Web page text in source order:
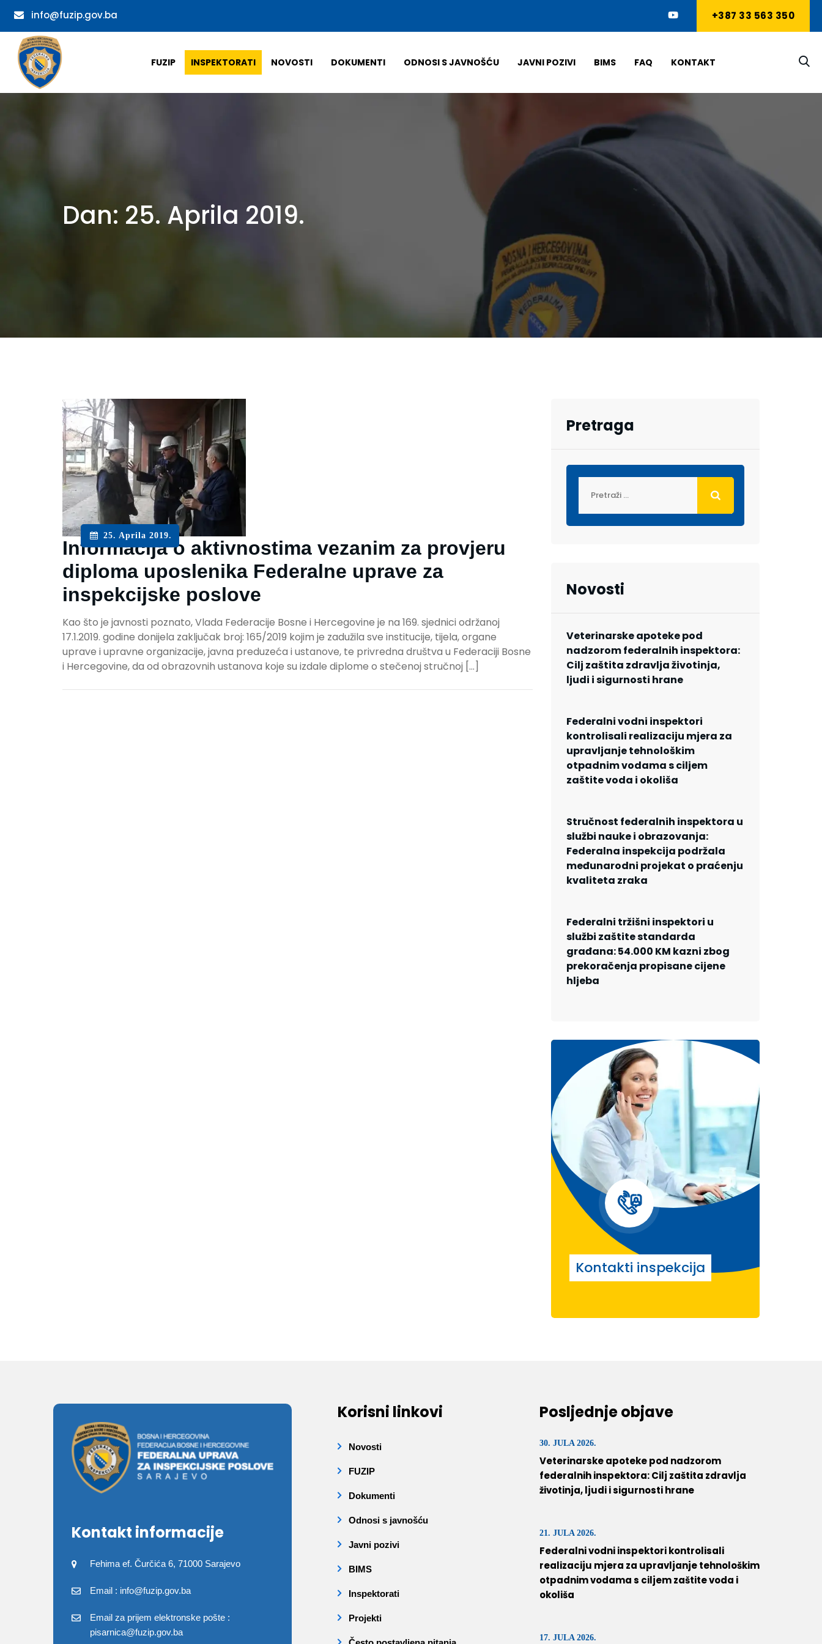
info@fuzip.gov.ba +387 33 563 350
FUZIP INSPEKTORATI NOVOSTI DOKUMENTI ODNOSI S JAVNOŠĆU JAVNI POZIVI BIMS FAQ KONTAKT
Dan: 25. Aprila 2019.
25. Aprila 2019.
Informacija o aktivnostima vezanim za provjeru
diploma uposlenika Federalne uprave za
inspekcijske poslove
Kao što je javnosti poznato, Vlada Federacije Bosne i Hercegovine je na 169. sjednici održanoj
17.1.2019. godine donijela zaključak broj: 165/2019 kojim je zadužila sve institucije, tijela, organe
uprave i upravne organizacije, javna preduzeća i ustanove, te privredna društva u Federaciji Bosne
i Hercegovine, da od obrazovnih ustanova koje su izdale diplome o stečenoj stručnoj […]
Pretraga
Novosti
Veterinarske apoteke pod
nadzorom federalnih inspektora:
Cilj zaštita zdravlja životinja,
ljudi i sigurnosti hrane
Federalni vodni inspektori
kontrolisali realizaciju mjera za
upravljanje tehnološkim
otpadnim vodama s ciljem
zaštite voda i okoliša
Stručnost federalnih inspektora u
službi nauke i obrazovanja:
Federalna inspekcija podržala
međunarodni projekat o praćenju
kvaliteta zraka
Federalni tržišni inspektori u
službi zaštite standarda
građana: 54.000 KM kazni zbog
prekoračenja propisane cijene
hljeba
Kontakti inspekcija
Kontakt informacije
Fehima ef. Čurčića 6, 71000 Sarajevo
Email : info@fuzip.gov.ba
Email za prijem elektronske pošte :
pisarnica@fuzip.gov.ba
Korisni linkovi
Novosti
FUZIP
Dokumenti
Odnosi s javnošću
Javni pozivi
BIMS
Inspektorati
Projekti
Posljednje objave
30. JULA 2026.
Veterinarske apoteke pod nadzorom
federalnih inspektora: Cilj zaštita zdravlja
životinja, ljudi i sigurnosti hrane
21. JULA 2026.
Federalni vodni inspektori kontrolisali
realizaciju mjera za upravljanje tehnološkim
otpadnim vodama s ciljem zaštite voda i
okoliša
17. JULA 2026.